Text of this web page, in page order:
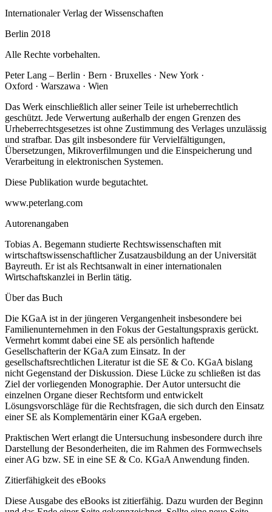
Internationaler Verlag der Wissenschaften
Berlin 2018
Alle Rechte vorbehalten.
Peter Lang – Berlin · Bern · Bruxelles · New York ·
Oxford · Warszawa · Wien
Das Werk einschließlich aller seiner Teile ist urheberrechtlich
geschützt. Jede Verwertung außerhalb der engen Grenzen des
Urheberrechtsgesetzes ist ohne Zustimmung des Verlages unzulässig
und strafbar. Das gilt insbesondere für Vervielfältigungen,
Übersetzungen, Mikroverfilmungen und die Einspeicherung und
Verarbeitung in elektronischen Systemen.
Diese Publikation wurde begutachtet.
www.peterlang.com
Autorenangaben
Tobias A. Begemann studierte Rechtswissenschaften mit
wirtschaftswissenschaftlicher Zusatzausbildung an der Universität
Bayreuth. Er ist als Rechtsanwalt in einer internationalen
Wirtschaftskanzlei in Berlin tätig.
Über das Buch
Die KGaA ist in der jüngeren Vergangenheit insbesondere bei
Familienunternehmen in den Fokus der Gestaltungspraxis gerückt.
Vermehrt kommt dabei eine SE als persönlich haftende
Gesellschafterin der KGaA zum Einsatz. In der
gesellschaftsrechtlichen Literatur ist die SE & Co. KGaA bislang
nicht Gegenstand der Diskussion. Diese Lücke zu schließen ist das
Ziel der vorliegenden Monographie. Der Autor untersucht die
einzelnen Organe dieser Rechtsform und entwickelt
Lösungsvorschläge für die Rechtsfragen, die sich durch den Einsatz
einer SE als Komplementärin einer KGaA ergeben.
Praktischen Wert erlangt die Untersuchung insbesondere durch ihre
Darstellung der Besonderheiten, die im Rahmen des Formwechsels
einer AG bzw. SE in eine SE & Co. KGaA Anwendung finden.
Zitierfähigkeit des eBooks
Diese Ausgabe des eBooks ist zitierfähig. Dazu wurden der Beginn